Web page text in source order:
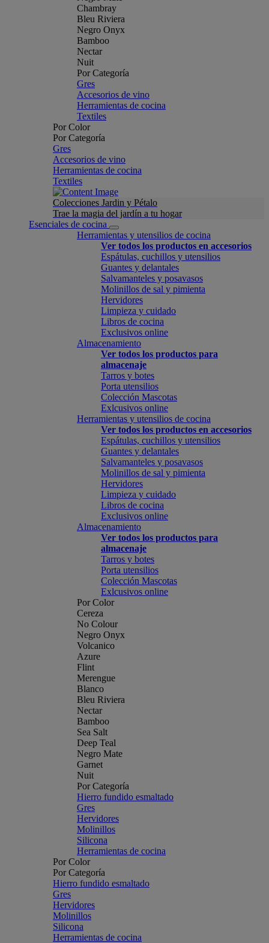
Chambray
Bleu Riviera
Negro Onyx
Bamboo
Nectar
Nuit
Por Categoría
Gres
Accesorios de vino
Herramientas de cocina
Textiles
Por Color
Por Categoría
Gres
Accesorios de vino
Herramientas de cocina
Textiles
Colecciones Jardin y Pétalo
Trae la magia del jardín a tu hogar
Esenciales de cocina
Herramientas y utensilios de cocina
Ver todos los productos en accesorios
Espátulas, cuchillos y utensilios
Guantes y delantales
Salvamanteles y posavasos
Molinillos de sal y pimienta
Hervidores
Limpieza y cuidado
Libros de cocina
Exclusivos online
Almacenamiento
Ver todos los productos para
almacenaje
Tarros y botes
Porta utensilios
Colección Mascotas
Exlcusivos online
Herramientas y utensilios de cocina
Ver todos los productos en accesorios
Espátulas, cuchillos y utensilios
Guantes y delantales
Salvamanteles y posavasos
Molinillos de sal y pimienta
Hervidores
Limpieza y cuidado
Libros de cocina
Exclusivos online
Almacenamiento
Ver todos los productos para
almacenaje
Tarros y botes
Porta utensilios
Colección Mascotas
Exlcusivos online
Por Color
Cereza
No Colour
Negro Onyx
Volcanico
Azure
Flint
Merengue
Blanco
Bleu Riviera
Nectar
Bamboo
Sea Salt
Deep Teal
Negro Mate
Garnet
Nuit
Por Categoría
Hierro fundido esmaltado
Gres
Hervidores
Molinillos
Silicona
Herramientas de cocina
Por Color
Por Categoría
Hierro fundido esmaltado
Gres
Hervidores
Molinillos
Silicona
Herramientas de cocina